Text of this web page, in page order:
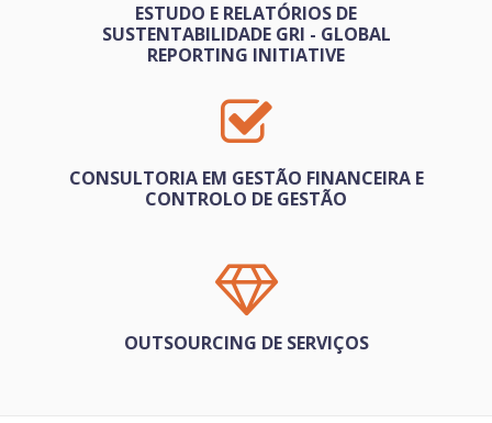
ESTUDO E RELATÓRIOS DE
SUSTENTABILIDADE GRI - GLOBAL
REPORTING INITIATIVE
CONSULTORIA EM GESTÃO FINANCEIRA E
CONTROLO DE GESTÃO
OUTSOURCING DE SERVIÇOS